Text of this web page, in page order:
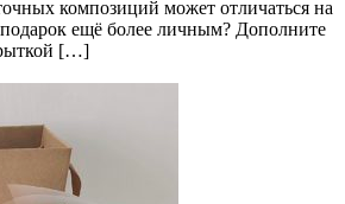
композиций может отличаться на
ещё более личным? Дополните
[…]